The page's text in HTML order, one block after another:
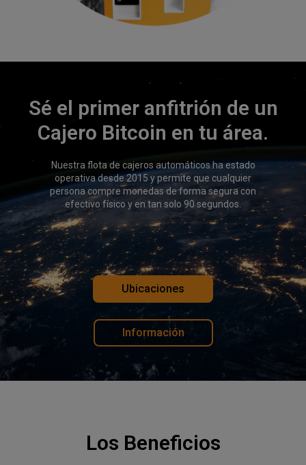
Sé el primer anfitrión de un
Cajero Bitcoin en tu área.
Nuestra flota de cajeros automáticos ha estado
operativa desde 2015 y permite que cualquier
persona compre monedas de forma segura con
efectivo físico y en tan solo 90 segundos.
Ubicaciones
Información
Los Beneficios